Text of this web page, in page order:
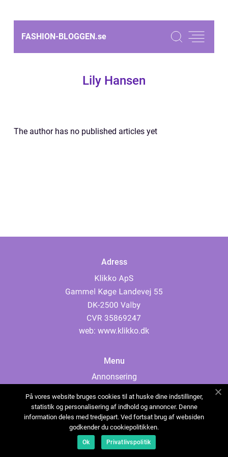
FASHION-BLOGGEN.se
Lily Hansen
The author has no published articles yet
Adress
web: www.klikko.dk
Menu
Annonsering
Cookies
Kontakta oss
Sitemap
På vores website bruges cookies til at huske dine indstillinger,
statistik og personalisering af indhold og annoncer. Denne
information deles med tredjepart. Ved fortsat brug af websiden
godkender du cookiepolitikken.
Ok Privatlivspolitik